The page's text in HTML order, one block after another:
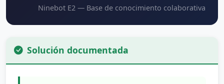
Ninebot E2 — Base de conocimiento colaborativa
Solución documentada